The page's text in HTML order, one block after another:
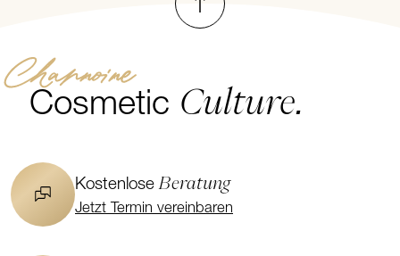
Channoine
Cosmetic Culture.
KostenloseBeratung
Jetzt Termin vereinbaren